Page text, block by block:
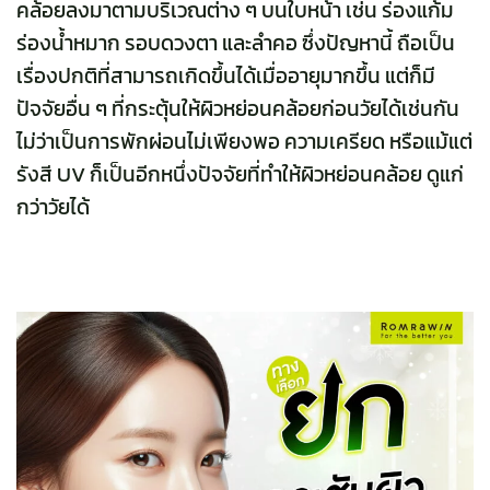
คล้อยลงมาตามบริเวณต่าง ๆ บนใบหน้า เช่น ร่องแก้ม
ร่องน้ำหมาก รอบดวงตา และลำคอ ซึ่งปัญหานี้ ถือเป็น
เรื่องปกติที่สามารถเกิดขึ้นได้เมื่ออายุมากขึ้น แต่ก็มี
ปัจจัยอื่น ๆ ที่กระตุ้นให้ผิวหย่อนคล้อยก่อนวัยได้เช่นกัน
ไม่ว่าเป็นการพักผ่อนไม่เพียงพอ ความเครียด หรือแม้แต่
รังสี UV ก็เป็นอีกหนึ่งปัจจัยที่ทำให้ผิวหย่อนคล้อย ดูแก่
กว่าวัยได้